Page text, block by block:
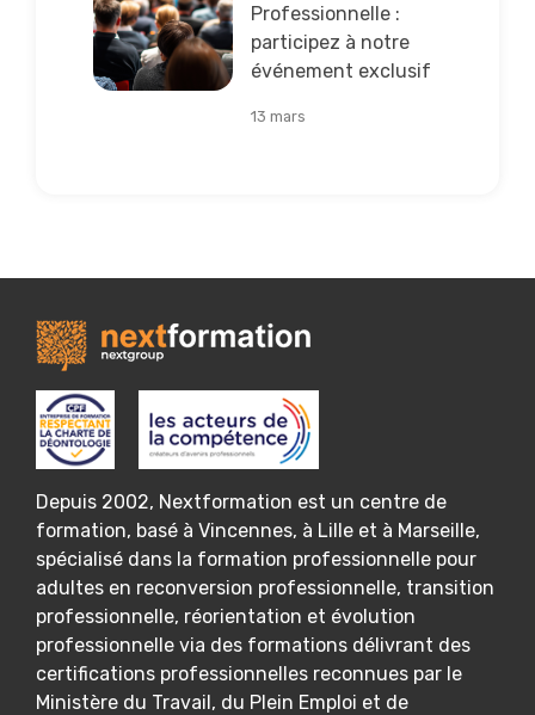
Professionnelle :
participez à notre
événement exclusif
13 mars
Depuis 2002, Nextformation est un centre de
formation, basé à Vincennes, à Lille et à Marseille,
spécialisé dans la formation professionnelle pour
adultes en reconversion professionnelle, transition
professionnelle, réorientation et évolution
professionnelle via des formations délivrant des
certifications professionnelles reconnues par le
Ministère du Travail, du Plein Emploi et de